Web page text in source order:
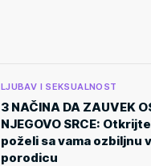
LJUBAV I SEKSUALNOST
3 NAČINA DA ZAUVEK
NJEGOVO SRCE:
poželi sa vama ozbiljnu
porodicu